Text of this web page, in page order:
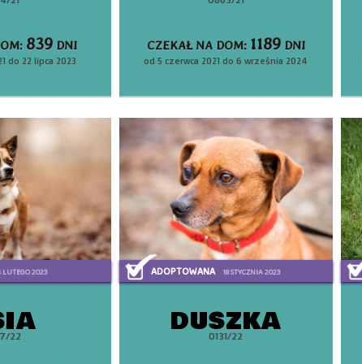
839 DNI
do 22 lipca 2023
CZEKAŁ NA DOM: 1189DNI
od 5 czerwca 2021 do 6 września 2024
2023
22
ADOPTOWANA 18 STYCZNIA 2023
DUSZKA
0131/22